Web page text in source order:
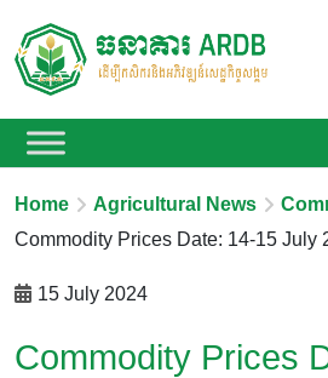
Home Agricultural News
Commodity Prices Date: 14-15 July
15 July 2024
Commodity Prices